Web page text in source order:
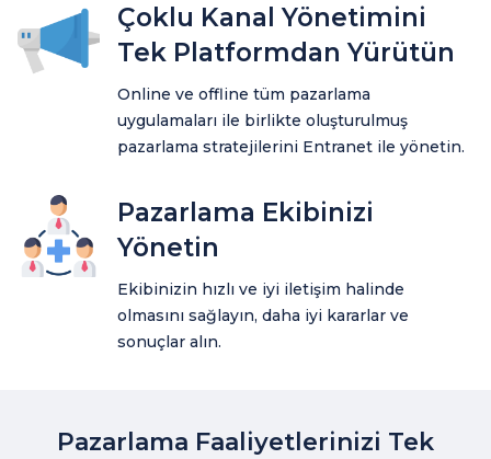
Çoklu Kanal Yönetimini
Tek Platformdan Yürütün
Online ve offline tüm pazarlama
uygulamaları ile birlikte oluşturulmuş
pazarlama stratejilerini Entranet ile yönetin.
Pazarlama Ekibinizi
Yönetin
Ekibinizin hızlı ve iyi iletişim halinde
olmasını sağlayın, daha iyi kararlar ve
sonuçlar alın.
Pazarlama Faaliyetlerinizi Tek